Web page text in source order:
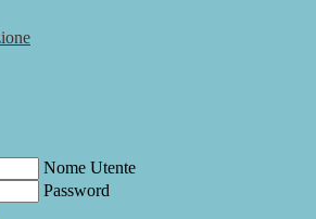
Nome Utente
Password